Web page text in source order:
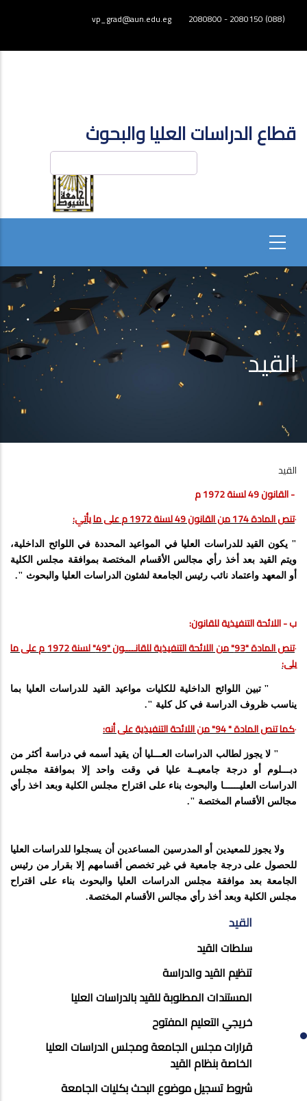
الرئيسي
(088) 2080150 - 2080800
vp_grad@aun.edu.eg
قطاع الدراسات العليا والبحوث
بحث
القيد
القيد
- القانون 49 لسنة
1972 م
·تنص المادة 174 من القانون 49 لسنة 1972 م على ما يأتي:
" يكون القيد للدراسات العليا في المواعيد المحددة في اللوائح الداخلية،
ويتم القيد بعد أخذ رأي مجالس الأقسام المختصة بموافقة مجلس الكلية
أو المعهد واعتماد نائب رئيس الجامعة لشئون الدراسات العليا والبحوث ".
ب - اللائحة التنفيذية للقانون:
·تنص المادة "93" من اللائحة التنفيذية للقانــــون "49" لسنة 1972 م على ما
يلى:
" تبين اللوائح الداخلية للكليات مواعيد القيد للدراسات العليا بما
يناسب ظروف الدراسة في كل كلية ".
·كما تنص المادة " 94" من اللائحة التنفيذية على أنه:
" لا يجوز لطالب الدراسات العـــليا أن يقيد أسمه في دراسة أكثر من
دبـــلوم أو درجة جامعيــة عليا في وقت واحد إلا بموافقة مجلس
الدراسات العليــــــا والبحوث بناء على اقتراح مجلس الكلية وبعد اخذ رأي
مجالس الأقسام المختصة ".
ولا يجوز للمعيدين أو المدرسين المساعدين أن يسجلوا للدراسات العليا
للحصول على درجة جامعية في غير تخصص أقسامهم إلا بقرار من رئيس
الجامعة بعد موافقة مجلس الدراسات العليا والبحوث بناء على اقتراح
مجلس الكلية وبعد أخذ رأي مجالس الأقسام المختصة.
REGESTRATION
القيد
سلطات القيد
تنظيم القيد والدراسة
المستندات المطلوبة للقيد بالدراسات العليا
خريجي التعليم المفتوح
قرارات مجلس الجامعة ومجلس الدراسات العليا
الخاصة بنظام القيد
شروط تسجيل موضوع البحث بكليات الجامعة